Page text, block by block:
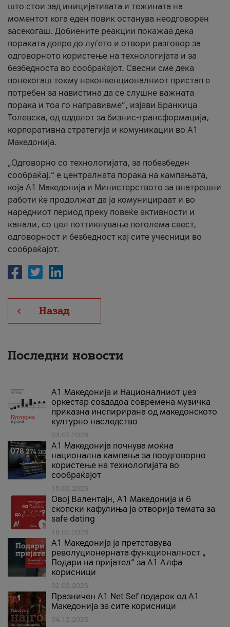
што стои зад иницијативата и тежината на
моментот кога еден повик останува неодговорен
засекогаш. Добиените реакции покажаа дека
пораката допре до луѓето и отвори разговор за
одговорното користење на технологијата и за
безбедноста во сообраќајот. Свесни сме дека
понекогаш токму неконвенционалниот пристап е
потребен за навистина да се слушне важната
порака и тоа го направивме”, изјави Бранкица
Толевска, од одделот за бизнис-трансформација,
корпоративна стратегија и комуникации во А1
Македонија.
„Одговорно со технологијата, за побезбеден
сообраќај.“ е централната порака на кампањата,
која A1 Македонија и Министерството за внатрешни
работи ќе продолжат да ја комуницираат и во
наредниот период преку повеќе активности и
канали, со цел поттикнување поголема свест,
одговорност и безбедност кај сите учесници во
сообраќајот.
Назад
Последни новости
А1 Македонија и Националниот џез
оркестар создадоа современа музичка
приказна инспирирана од македонското
културно наследство
03.07.2026
A1 Македонија почнува моќна
национална кампања за поодговорно
користење на технологијата во
сообраќајот
18.05.2026
Овој Валентајн, A1 Македонија и 6
скопски кафулиња ја отворија темата за
safe dating
16.02.2026
А1 Македонија ја претставува
револуционерната функционалност „
Подари на пријател“ за А1 Алфа
корисници
02.02.2026
Празничен A1 Net Sеf подарок од А1
Македонија за сите корисници
04.12.2025